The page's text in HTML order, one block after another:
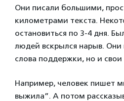
Они писали большими,
километрами текста.
остановиться по 3-4 дня.
людей вскрылся нарыв. Они
слова поддержки, но и свои
Например, человек пишет
выжила”. А потом